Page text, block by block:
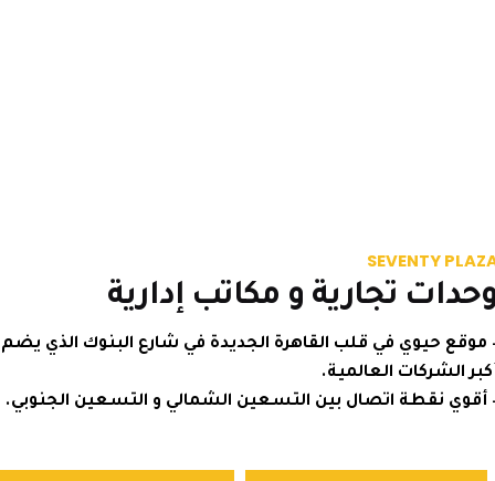
SEVENTY
تجارية و مكاتب إدارية
حيوي في قلب القاهرة الجديدة في شارع البنوك الذي يضم
العالمية.
نقطة اتصال بين التسعين الشمالي و التسعين الجنوبي.